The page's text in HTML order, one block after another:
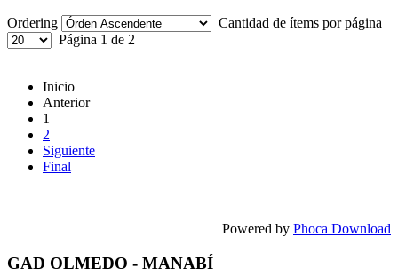
Ordering
Cantidad de ítems por página
Página 1 de 2
Inicio
Anterior
1
2
Siguiente
Final
Powered by Phoca Download
GAD OLMEDO - MANABÍ